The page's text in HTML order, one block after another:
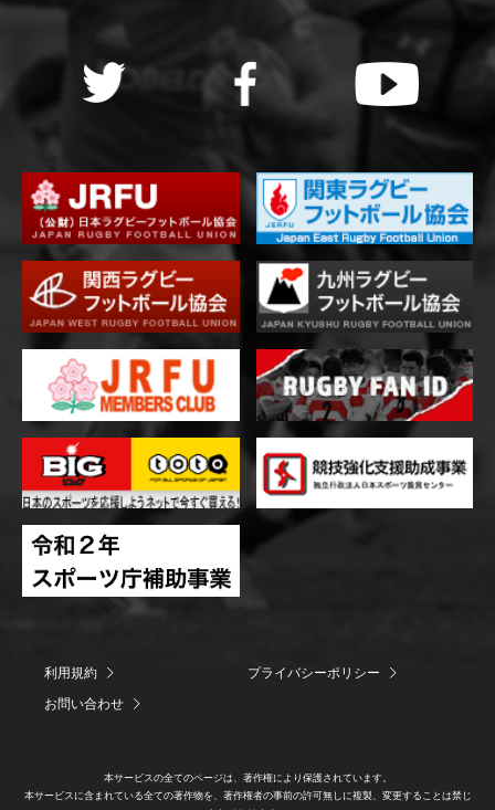
利用規約
プライバシーポリシー
お問い合わせ
本サービスの全てのページは、著作権により保護されています。
本サービスに含まれている全ての著作物を、著作権者の事前の許可無しに複製、変更することは禁じ